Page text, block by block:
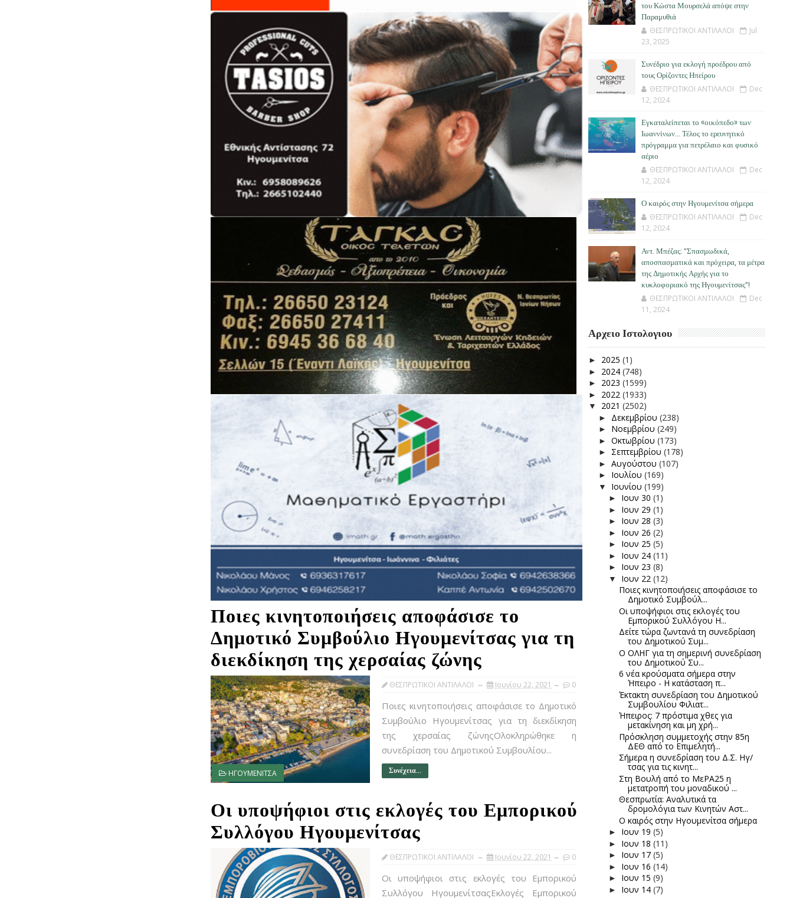
Ποιες κινητοποιήσεις αποφάσισε το
Δημοτικό Συμβούλιο Ηγουμενίτσας για τη
διεκδίκηση της χερσαίας ζώνης
ΗΓΟΥΜΕΝΙΤΣΑ
ΘΕΣΠΡΩΤΙΚΟΙ ΑΝΤΙΛΑΛΟΙ Ιουνίου 22, 2021 0
Ποιες κινητοποιήσεις αποφάσισε το Δημοτικό
Συμβούλιο Ηγουμενίτσας για τη διεκδίκηση
της χερσαίας ζώνηςΟλοκληρώθηκε η
συνεδρίαση του Δημοτικού Συμβουλίου...
Συνέχεια...
Οι υποψήφιοι στις εκλογές του Εμπορικού
Συλλόγου Ηγουμενίτσας
ΘΕΣΠΡΩΤΙΚΟΙ ΑΝΤΙΛΑΛΟΙ Ιουνίου 22, 2021 0
Οι υποψήφιοι στις εκλογές του Εμπορικού
Συλλόγου ΗγουμενίτσαςΕκλογές Εμπορικού
του Κώστα Μουρσελά απόψε στην
Παραμυθιά
ΘΕΣΠΡΩΤΙΚΟΙ ΑΝΤΙΛΑΛΟΙ
Jul
23, 2025
Συνέδριο για εκλογή προέδρου από
τους Ορίζοντες Ηπείρου
ΘΕΣΠΡΩΤΙΚΟΙ ΑΝΤΙΛΑΛΟΙ
Dec
12, 2024
Εγκαταλείπεται το «οικόπεδο» των
Ιωαννίνων… Τέλος το ερευνητικό
πρόγραμμα για πετρέλαιο και φυσικό
αέριο
ΘΕΣΠΡΩΤΙΚΟΙ ΑΝΤΙΛΑΛΟΙ
Dec
12, 2024
Ο καιρός στην Ηγουμενίτσα σήμερα
ΘΕΣΠΡΩΤΙΚΟΙ ΑΝΤΙΛΑΛΟΙ
Dec
12, 2024
Αντ. Μπέζας: "Σπασμωδικά,
αποσπασματικά και πρόχειρα, τα μέτρα
της Δημοτικής Αρχής για το
κυκλοφοριακό της Ηγουμενίτσας"!
ΘΕΣΠΡΩΤΙΚΟΙ ΑΝΤΙΛΑΛΟΙ
Dec
11, 2024
Αρχειο Ιστολογιου
► 2025 (1)
► 2024 (748)
► 2023 (1599)
► 2022 (1933)
▼ 2021 (2502)
► Δεκεμβρίου (238)
► Νοεμβρίου (249)
► Οκτωβρίου (173)
► Σεπτεμβρίου (178)
► Αυγούστου (107)
► Ιουλίου (169)
▼ Ιουνίου (199)
► Ιουν 30 (1)
► Ιουν 29 (1)
► Ιουν 28 (3)
► Ιουν 26 (2)
► Ιουν 25 (5)
► Ιουν 24 (11)
► Ιουν 23 (8)
▼ Ιουν 22 (12)
Ποιες κινητοποιήσεις αποφάσισε το
Δημοτικό Συμβούλ...
Οι υποψήφιοι στις εκλογές του
Εμπορικού Συλλόγου Η...
Δείτε τώρα ζωντανά τη συνεδρίαση
του Δημοτικού Συμ...
Ο ΟΛΗΓ για τη σημερινή συνεδρίαση
του Δημοτικού Συ...
6 νέα κρούσματα σήμερα στην
Ήπειρο - Η κατάσταση π...
Έκτακτη συνεδρίαση του Δημοτικού
Συμβουλίου Φιλιατ...
Ήπειρος: 7 πρόστιμα χθες για
μετακίνηση και μη χρή...
Πρόσκληση συμμετοχής στην 85η
ΔΕΘ από το Επιμελητή...
Σήμερα η συνεδρίαση του Δ.Σ. Ηγ/
τσας για τις κινητ...
Στη Βουλή από το ΜεΡΑ25 η
μετατροπή του μοναδικού ...
Θεσπρωτία: Αναλυτικά τα
δρομολόγια των Κινητών Αστ...
Ο καιρός στην Ηγουμενίτσα σήμερα
► Ιουν 19 (5)
► Ιουν 18 (11)
► Ιουν 17 (5)
► Ιουν 16 (14)
► Ιουν 15 (9)
► Ιουν 14 (7)